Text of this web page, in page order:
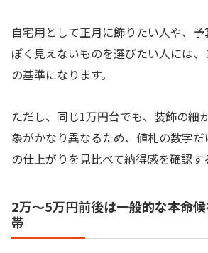
自宅用として正月に飾りたい人や、
ぽく見えないものを選びたい人には
の基準になります。
ただし、同じ1万円台でも、装飾の細
象がかなり異なるため、値札の数字
の仕上がりを見比べて納得感を確認す
2万〜5万円前後は一般的な本命
帯